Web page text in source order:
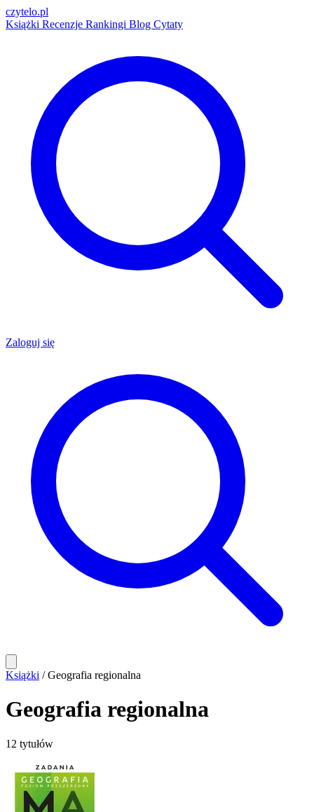
czytelo.pl
Książki Recenzje Rankingi Blog Cytaty
Zaloguj się
Książki / Geografia regionalna
Geografia regionalna
12 tytułów